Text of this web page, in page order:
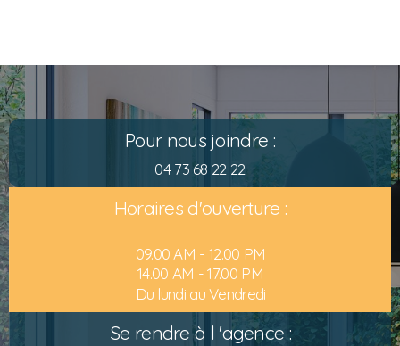
Pour nous joindre :
04 73 68 22 22
Horaires d'ouverture :
09.00 AM - 12.00 PM
14.00 AM - 17.00 PM
Du lundi au Vendredi
Se rendre à l 'agence :